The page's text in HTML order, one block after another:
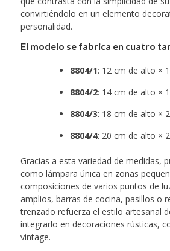
convirtiéndolo en un elemento
personalidad.
El modelo se fabrica en cuatro
8804/1: 12 cm de alto ×
8804/2: 14 cm de alto ×
8804/3: 18 cm de alto ×
8804/4: 20 cm de alto ×
Gracias a esta variedad de medidas,
como lámpara única en zonas
composiciones de varios puntos de
amplios, barras de cocina, pasillos o
trenzado refuerza el estilo artesanal
integrarlo en decoraciones rústicas,
vintage.